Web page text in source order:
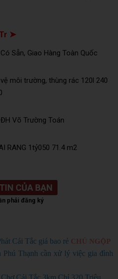
➤
Sẵn, Giao Hàng Toàn Quốc
môi trường, thùng rác 120l 240
Võ Trường Toán
RANG 1tỷ050 71.4 m2
CỦA BẠN
phải đăng ký
Cái Tắc giá bao rẻ CHỦ NGỘP
Phú Thạnh cần xử lý việc gia đình
Cái Tắc 3km Chỉ 320 Triệu